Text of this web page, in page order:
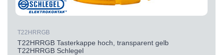
T22HRRGB
T22HRRGB Tasterkappe hoch, transparent gelb
T22HRRGB Schlegel